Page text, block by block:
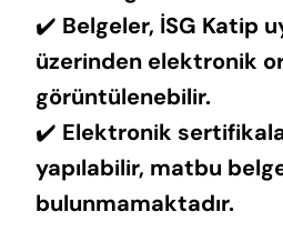
✔️ Belgeler, İSG Katip
üzerinden elektronik
görüntülenebilir.
✔️ Elektronik
yapılabilir, matbu
bulunmamaktadır.